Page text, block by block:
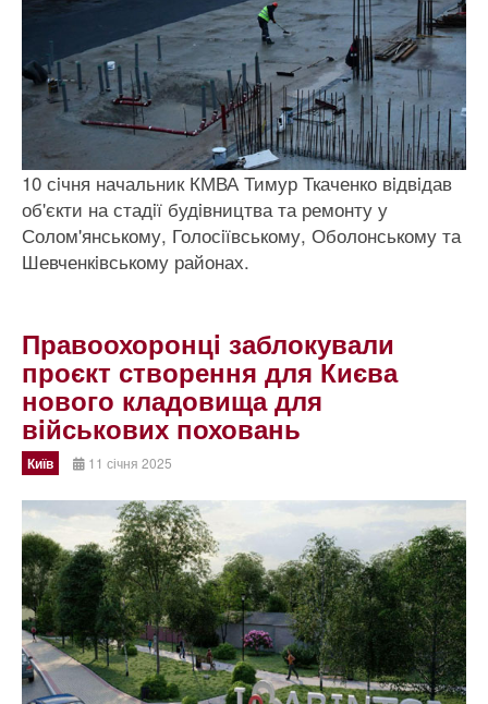
10 сiчня начальник КМВА Тимур Ткаченко вiдвiдав
об'єкти на стадiї будiвництва та ремонту у
Солом'янському, Голосiївському, Оболонському та
Шевченкiвському районах.
Правоохоронцi заблокували
проєкт створення для Києва
нового кладовища для
вiйськових поховань
Київ 11 січня 2025